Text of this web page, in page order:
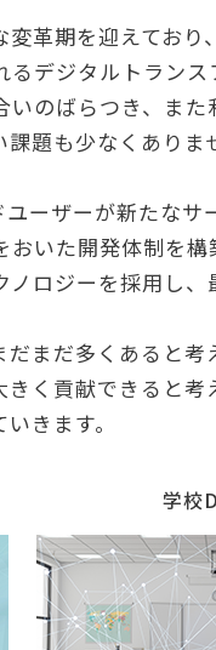
革期を迎えてお
デジタルトラン
のばらつき、ま
題も少なくありま
ーザーが新たな
いた開発体制を
ロジーを採用し、
まだ多くあると
く貢献できると
きます。
学校